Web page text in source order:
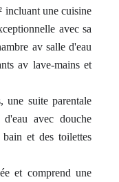
incluant une cuisine
avec sa
av salle d'eau
av lave-mains et
une suite parentale
avec douche
et des toilettes
et comprend une